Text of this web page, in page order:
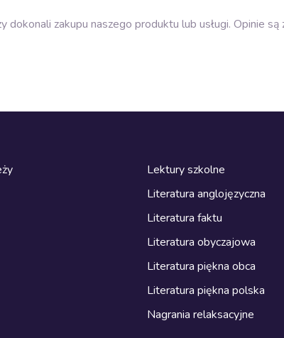
zakupu naszego produktu lub usługi. Opinie
Lektury szkolne
Literatura anglojęzyczna
Literatura faktu
Literatura obyczajowa
Literatura piękna obca
Literatura piękna polska
Nagrania relaksacyjne